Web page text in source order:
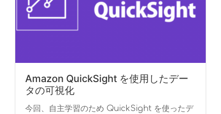
Amazon QuickSight を使用したデー
タの可視化
今回、自主学習のため QuickSight を使ったデ